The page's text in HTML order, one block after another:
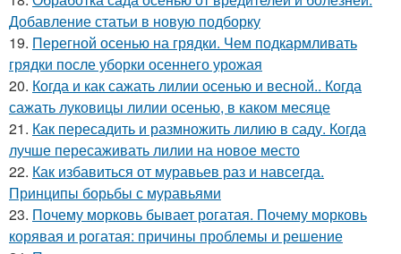
Добавление статьи в новую подборку
19. Перегной осенью на грядки. Чем подкармливать
грядки после уборки осеннего урожая
20. Когда и как сажать лилии осенью и весной.. Когда
сажать луковицы лилии осенью, в каком месяце
21. Как пересадить и размножить лилию в саду. Когда
лучше пересаживать лилии на новое место
22. Как избавиться от муравьев раз и навсегда.
Принципы борьбы с муравьями
23. Почему морковь бывает рогатая. Почему морковь
корявая и рогатая: причины проблемы и решение